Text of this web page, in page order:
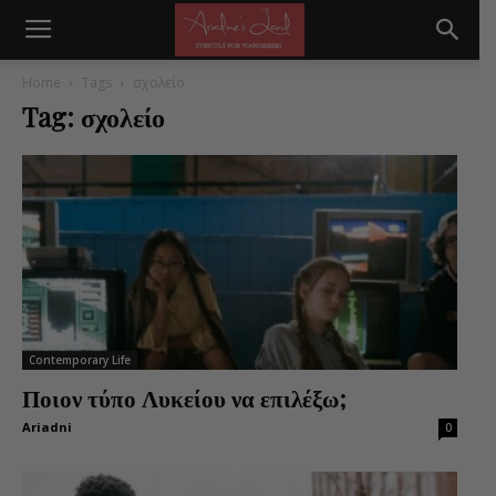
Home Tags σχολείο
Tag: σχολείο
Contemporary Life
Ποιον τύπο Λυκείου να επιλέξω;
Ariadni 0